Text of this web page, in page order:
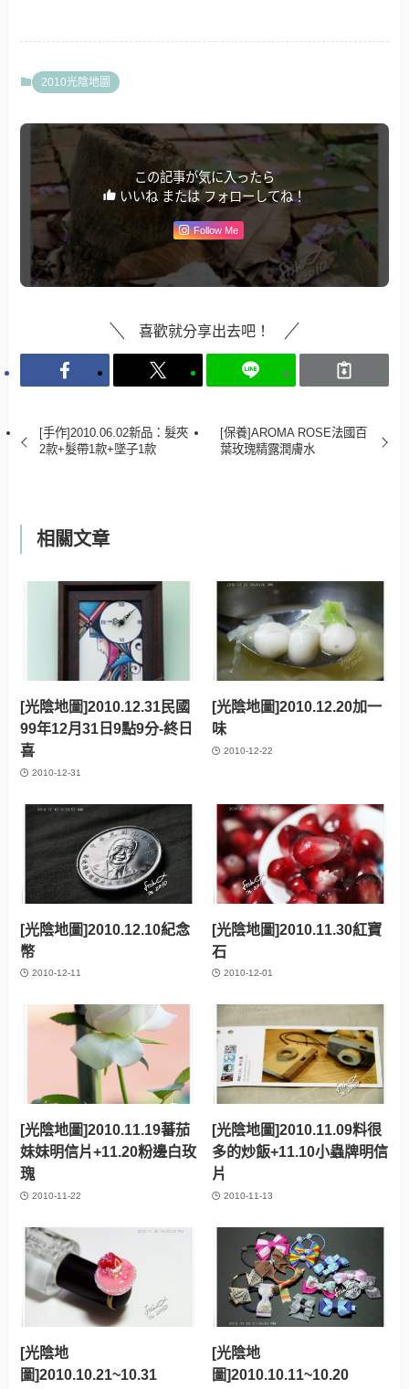
2010光陰地圖
この記事が気に入ったら
いいね または フォローしてね！
Follow Me
喜歡就分享出去吧！
[手作]2010.06.02新品：髮夾
2款+髮帶1款+墜子1款
[保養]AROMA ROSE法國百
葉玫瑰精露潤膚水
相關文章
[光陰地圖]2010.12.31民國
99年12月31日9點9分-終日
喜
2010-12-31
[光陰地圖]2010.12.20加一
味
2010-12-22
[光陰地圖]2010.12.10紀念
幣
2010-12-11
[光陰地圖]2010.11.30紅寶
石
2010-12-01
[光陰地圖]2010.11.19蕃茄
妹妹明信片+11.20粉邊白玫
瑰
2010-11-22
[光陰地圖]2010.11.09料很
多的炒飯+11.10小蟲牌明信
片
2010-11-13
[光陰地
圖]2010.10.21~10.31
[光陰地
圖]2010.10.11~10.20